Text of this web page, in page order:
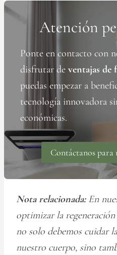
Atención
Ponte en contacto con
disfrutar de ventajas de
puedas empezar a
tecnología innovadora
económicas.
Contáctanos
Nota relacionada:En
optimizar la
no solo debemos cuidar
nuestro cuerpo, sino